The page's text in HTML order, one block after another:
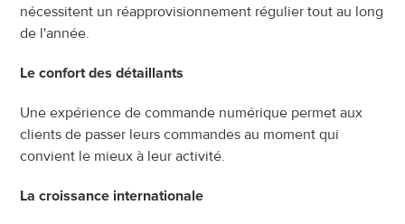
nécessitent un réapprovisionnement régulier tout au long
de l'année.
Le confort des détaillants
Une expérience de commande numérique permet aux
clients de passer leurs commandes au moment qui
convient le mieux à leur activité.
La croissance internationale